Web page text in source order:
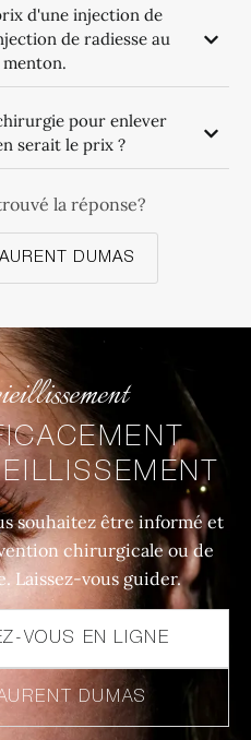
d'une injection de
de radiesse au
pour enlever
serait le prix ?
la réponse?
DUMAS
souhaitez être informé et
chirurgicale ou de
Laissez-vous guider.
VOUS EN LIGNE
DUMAS